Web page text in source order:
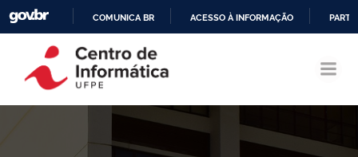
CONTEÚDO
COMUNICA BR ACESSO À INFORMAÇÃO